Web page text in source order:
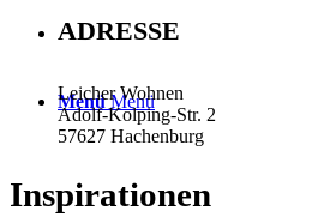
Menü Menü
ADRESSE
Leicher Wohnen
Adolf-Kolping-Str. 2
57627 Hachenburg
Inspirationen